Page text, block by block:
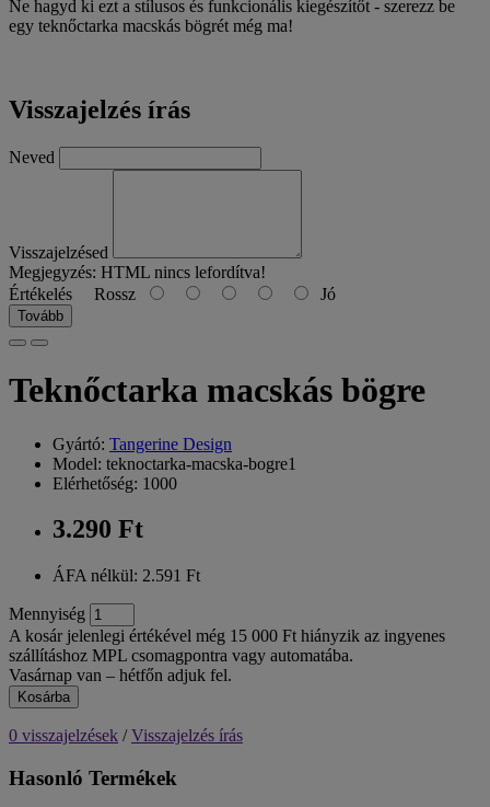
Ne hagyd ki ezt a stílusos és funkcionális kiegészítőt - szerezz be
egy teknőctarka macskás bögrét még ma!
Visszajelzés írás
Neved
Visszajelzésed
Megjegyzés: HTML nincs lefordítva!
Értékelés Rossz Jó
Tovább
Teknőctarka macskás bögre
Gyártó: Tangerine Design
Model: teknoctarka-macska-bogre1
Elérhetőség: 1000
3.290 Ft
ÁFA nélkül: 2.591 Ft
Mennyiség
A kosár jelenlegi értékével még 15 000 Ft hiányzik az ingyenes
szállításhoz MPL csomagpontra vagy automatába.
Vasárnap van – hétfőn adjuk fel.
Kosárba
0 visszajelzések /Visszajelzés írás
Hasonló Termékek